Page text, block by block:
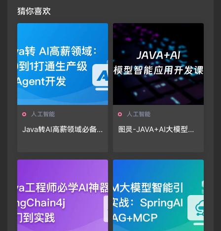
猜你喜欢
人工智能
Java转AI高薪领域必备-
人工智能
图灵-JAVA+AI大模型智